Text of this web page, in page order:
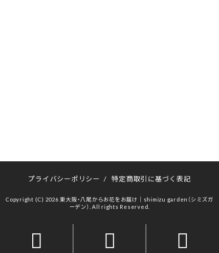
プライバシーポリシー / 特定商取引に基づく表記
Copyright (C) 2026 東大阪・八尾からお花をお届け｜shimizu garden（シミズガ
ーデン）. All rights Reserved.
  